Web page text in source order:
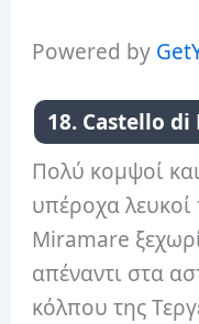
Powered by
18. Castello
Πολύ κομψοί
υπέροχα λευκοί
Miramare
απέναντι στα
κόλπου της